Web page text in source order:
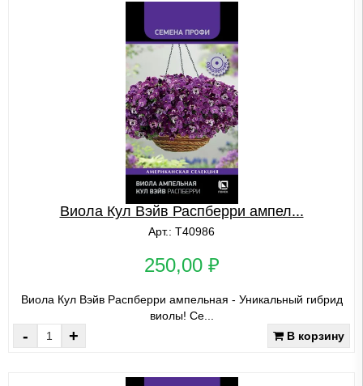
Виола Кул Вэйв Распберри ампел...
Арт.: Т40986
250,00 ₽
Виола Кул Вэйв Распберри ампельная - Уникальный гибрид
виолы! Се...
- + В корзину